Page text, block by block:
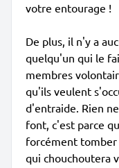
votre entourage !
De plus, il n'y a
quelqu'un qui le
membres
qu'ils veulent
d'entraide. Rien
font, c'est parce
forcément
qui chouchoutera